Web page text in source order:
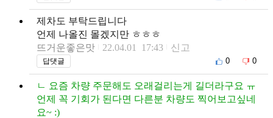
제차도 부탁드립니다
언제 나올진 몰겠지만 ㅎㅎㅎ
뜨거운좋은맛
22.04.01 17:43 신고
답댓글 0 0
ㄴ 요즘 차량 주문해도 오래걸리는게 길더라구요 ㅠ
언제 꼭 기회가 된다면 다른분 차량도 찍어보고싶네
요~ :)